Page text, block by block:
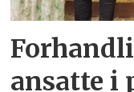
ansatte i